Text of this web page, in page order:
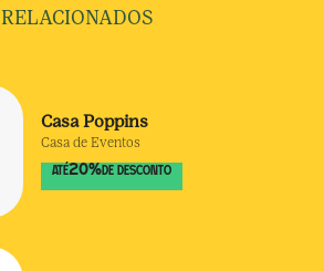
RELACIONADOS
Casa Poppins
Casa de Eventos
ATÉ20% DE DESCONTO